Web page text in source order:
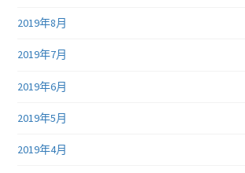
2019年8月
2019年7月
2019年6月
2019年5月
2019年4月